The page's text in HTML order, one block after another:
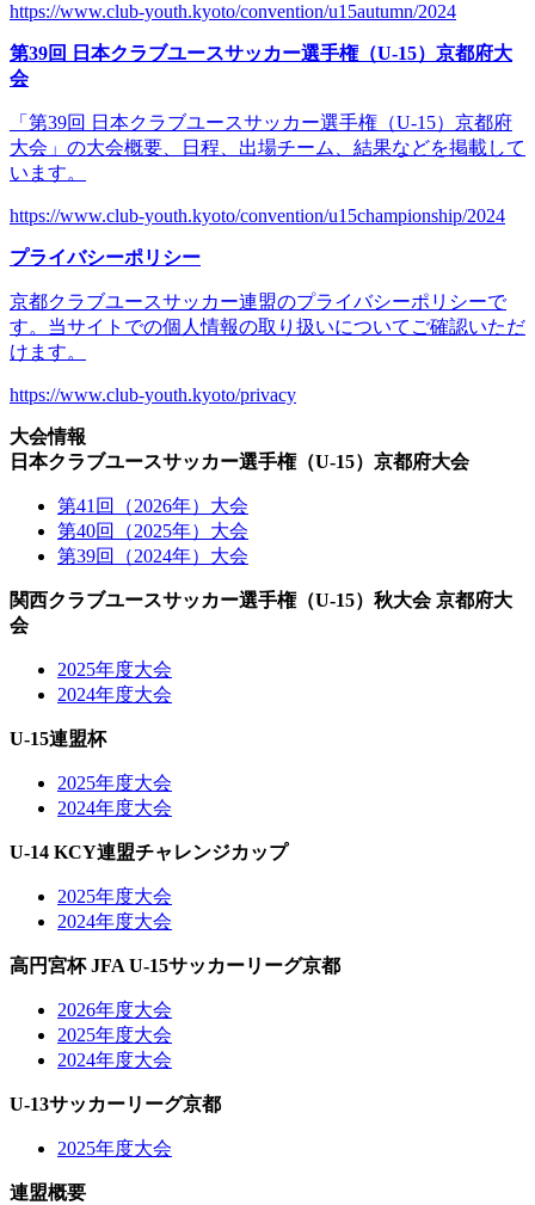
https://www.club-youth.kyoto/convention/u15autumn/2024
第39回 日本クラブユースサッカー選手権（U-15）京都府大
会
「第39回 日本クラブユースサッカー選手権（U-15）京都府
大会」の大会概要、日程、出場チーム、結果などを掲載して
います。
https://www.club-youth.kyoto/convention/u15championship/2024
プライバシーポリシー
京都クラブユースサッカー連盟のプライバシーポリシーで
す。当サイトでの個人情報の取り扱いについてご確認いただ
けます。
https://www.club-youth.kyoto/privacy
大会情報
日本クラブユースサッカー選手権（U-15）京都府大会
第41回（2026年）大会
第40回（2025年）大会
第39回（2024年）大会
関西クラブユースサッカー選手権（U-15）秋大会 京都府大
会
2025年度大会
2024年度大会
U-15連盟杯
2025年度大会
2024年度大会
U-14 KCY連盟チャレンジカップ
2025年度大会
2024年度大会
高円宮杯 JFA U-15サッカーリーグ京都
2026年度大会
2025年度大会
2024年度大会
U-13サッカーリーグ京都
2025年度大会
連盟概要